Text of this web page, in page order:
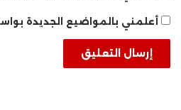
أعلمني بالمواضيع الجديدة